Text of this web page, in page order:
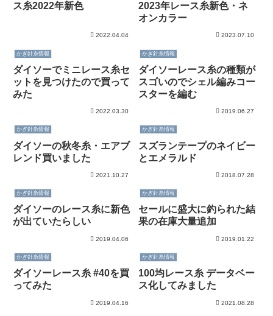
ス糸2022年新色
2022.04.04
2023年レース糸新色・ネ
オンカラー
2023.07.10
かぎ針糸情報
ダイソーでミニレース糸セ
ットを見つけたので買って
みた
2022.03.30
かぎ針糸情報
ダイソーレース糸の種類が
スゴいのでシェル編みコー
スターを編む
2019.06.27
かぎ針糸情報
ダイソーの秋冬糸・エアブ
レンド買いました
2021.10.27
かぎ針糸情報
スズランテープのネイビー
とエメラルド
2018.07.28
かぎ針糸情報
ダイソーのレース糸に新色
が出ていたらしい
2019.04.06
かぎ針糸情報
セールに盛大に釣られた結
果の在庫大量追加
2019.01.22
かぎ針糸情報
ダイソーレース糸 #40を買
ってみた
2019.04.16
かぎ針糸情報
100均レース糸 データベー
ス化してみました
2021.08.28